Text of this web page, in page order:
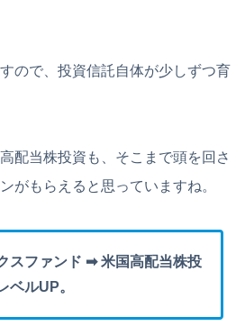
ので、投資信託自体が少しずつ育
配当株投資も、そこまで頭を回さ
がもらえると思っていますね。
スファンド ➡︎ 米国高配当株投
ベルUP。